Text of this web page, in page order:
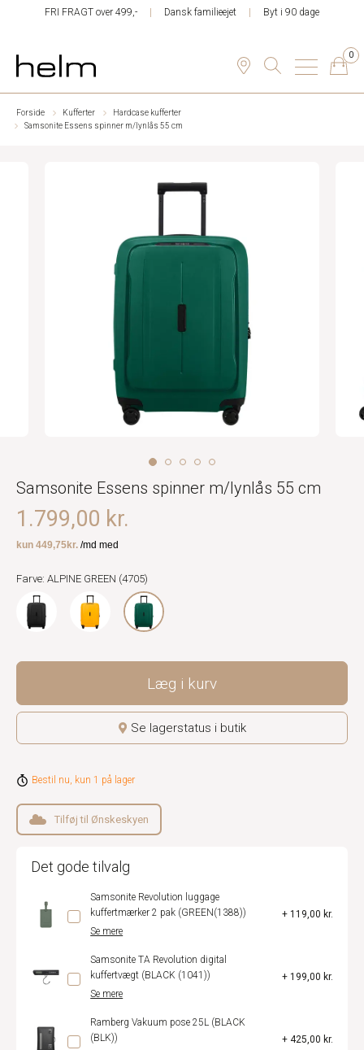
FRI FRAGT over 499,- Dansk familieejet Byt i 90 dage
0
Forside Kufferter
Hardcase kufferter
Samsonite Essens spinner m/lynlås 55 cm
Samsonite Essens spinner m/lynlås 55 cm
1.799,00 kr.
Farve: ALPINE GREEN (4705)
Læg i kurv
Se lagerstatus i butik
Bestil nu, kun 1 på lager
Tilføj til Ønskeskyen
Det gode tilvalg
Samsonite Revolution luggage
kuffertmærker 2 pak (GREEN(1388))
Se mere
+ 119,00 kr.
Samsonite TA Revolution digital
kuffertvægt (BLACK (1041))
Se mere
+ 199,00 kr.
Ramberg Vakuum pose 25L (BLACK
(BLK))
+ 425,00 kr.